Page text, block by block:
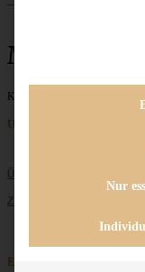
Maracuja
Keine Beiträge gefunden
Unternehmen
ÜBER MICH
ZUSAMMENARBEIT
Entdecken
Nur